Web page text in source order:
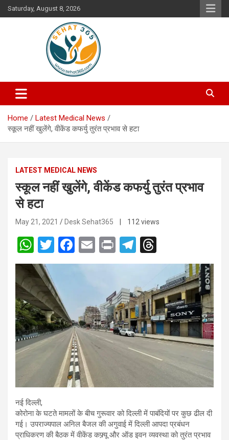
Skip
to
Saturday, August 8, 2026
Sehat365
Your's Complete Health Guide
Home
Latest Medical News
स्कूल नहीं खुलेंगे, वीकेंड कफर्यु तुरंत प्रभाव से हटा
LATEST MEDICAL NEWS
स्कूल नहीं खुलेंगे, वीकेंड कफर्यु तुरंत प्रभाव
से हटा
May 21, 2021 Desk Sehat365 | 112 views
W
h
at
s
A
p
p
T
wi
er
F
a
o
o
k
E
m
Pr
in
T
el
gr
a
m
hr
a
d
s
नई दिल्ली,
कोरोना के घटते मामलों के बीच गुरूवार को दिल्ली में पाबंदियों पर कुछ ढील दी
गई। उपराज्यपाल अनिल बैजल की अगुवाई में दिल्ली आपदा प्रबंधन
प्राधिकरण की बैठक में वीकेंड कफ्र्यू और ऑड इवन व्यवस्था को तुरंत प्रभाव